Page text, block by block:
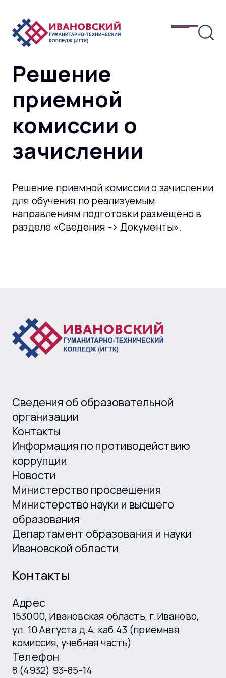
Решение
приемной
комиссии о
зачислении
Решение приемной комиссии о зачислении
для обучения по реализуемым
направлениям подготовки размещено в
разделе «Сведения -> Документы».
Сведения об образовательной
организации
Контакты
Информация по противодействию
коррупции
Новости
Министерство просвещения
Министерство науки и высшего
образования
Департамент образования и науки
Ивановской области
Контакты
Адрес
153000, Ивановская область, г.Иваново,
ул. 10 Августа д.4, каб.43 (приемная
комиссия, учебная часть)
Телефон
8 (4932) 93-85-14